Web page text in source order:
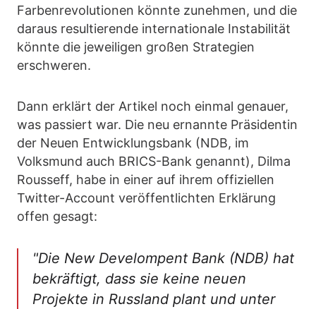
Farbenrevolutionen könnte zunehmen, und die
daraus resultierende internationale Instabilität
könnte die jeweiligen großen Strategien
erschweren.
Dann erklärt der Artikel noch einmal genauer,
was passiert war. Die neu ernannte Präsidentin
der Neuen Entwicklungsbank (NDB, im
Volksmund auch BRICS-Bank genannt), Dilma
Rousseff, habe in einer auf ihrem offiziellen
Twitter-Account veröffentlichten Erklärung
offen gesagt:
"Die New Develompent Bank (NDB) hat
bekräftigt, dass sie keine neuen
Projekte in Russland plant und unter